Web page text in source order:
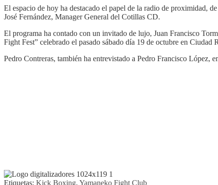
El espacio de hoy ha destacado el papel de la radio de proximidad,
José Fernández, Manager General del Cotillas CD.
El programa ha contado con un invitado de lujo, Juan Francisco
Fight Fest” celebrado el pasado sábado día 19 de octubre en Ciudad
Pedro Contreras, también ha entrevistado a Pedro Francisco
Etiquetas: Kick Boxing, Yamaneko Fight Club